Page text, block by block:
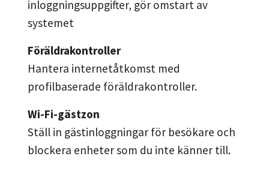
inloggningsuppgifter, gör omstart av
systemet
Föräldrakontroller
Hantera internetåtkomst med
profilbaserade föräldrakontroller.
Wi-Fi-gästzon
Ställ in gästinloggningar för besökare och
blockera enheter som du inte känner till.